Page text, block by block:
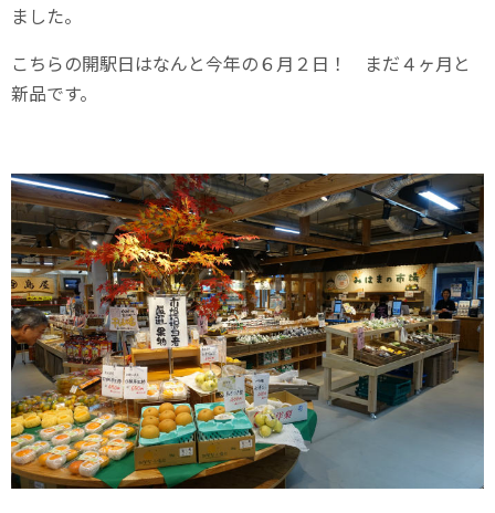
ました。
こちらの開駅日はなんと今年の６月２日！ まだ４ヶ月と
新品です。